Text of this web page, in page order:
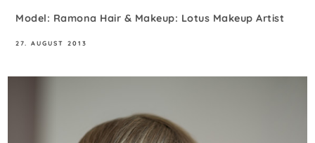
Model: Ramona Hair & Makeup: Lotus Makeup Artist
27. AUGUST 2013